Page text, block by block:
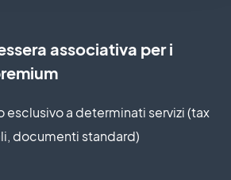
associativa per i
esclusivo a determinati servizi (tax
documenti standard)